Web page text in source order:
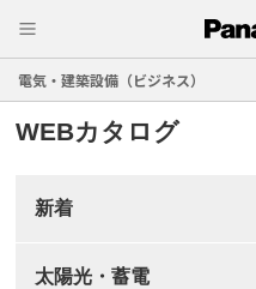
電気・建築設備（ビジネス）
WEBカタログ
新着
太陽光・蓄電